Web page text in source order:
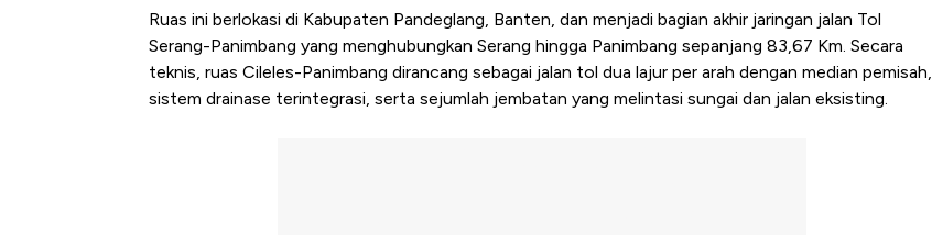
Ruas ini berlokasi di Kabupaten Pandeglang, Banten, dan menjadi bagian akhir jaringan jalan Tol
Serang-Panimbang yang menghubungkan Serang hingga Panimbang sepanjang 83,67 Km. Secara
teknis, ruas Cileles-Panimbang dirancang sebagai jalan tol dua lajur per arah dengan median pemisah,
sistem drainase terintegrasi, serta sejumlah jembatan yang melintasi sungai dan jalan eksisting.